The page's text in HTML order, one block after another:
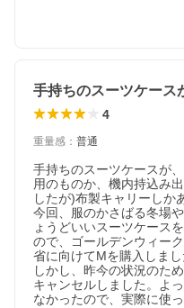
手持ちのスーツケー
4
重量感 ： 普通
手持ちのスーツケースが
用のものか、機内持込み
したが)布製キャリーしか
今回、服のかさばる冬場
ょうどいいスーツケース
ので、ゴールデンウィー
省に向けてMを購入しまし
しかし、昨今の状況のた
キャンセルしました。よ
なかったので、実際に使